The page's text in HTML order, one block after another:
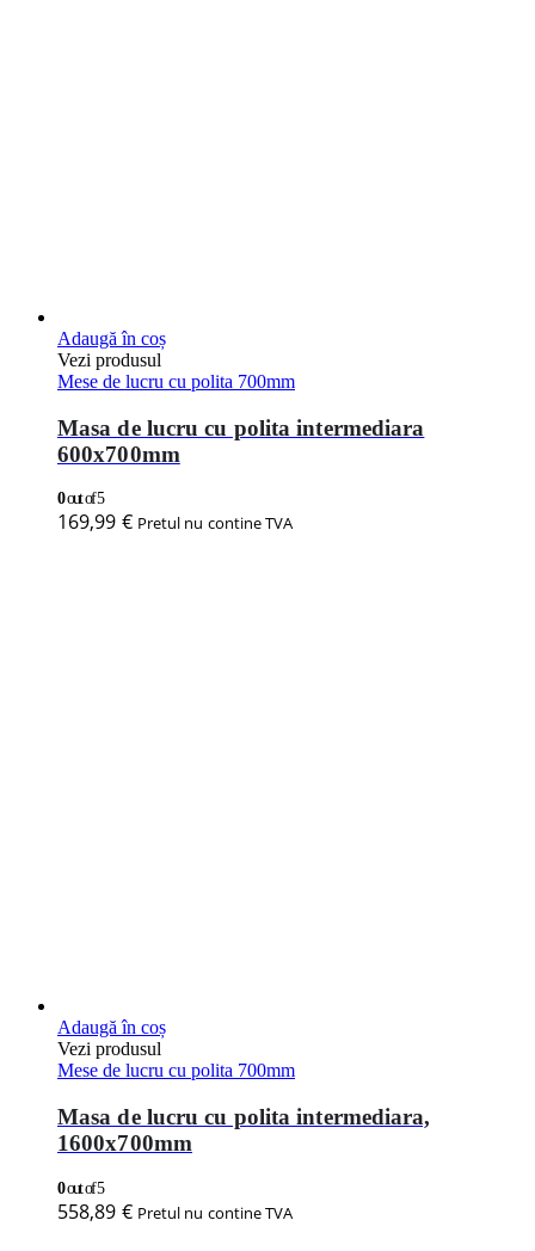
Adaugă în coș
Vezi produsul
Mese de lucru cu polita 700mm
Masa de lucru cu polita intermediara
600x700mm
0out of 5
169,99 € Pretul nu contine TVA
Adaugă în coș
Vezi produsul
Mese de lucru cu polita 700mm
Masa de lucru cu polita intermediara,
1600x700mm
0out of 5
558,89 € Pretul nu contine TVA